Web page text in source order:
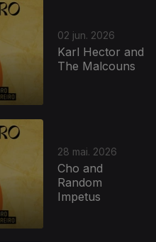
02 jun. 2026
Karl Hector and
The Malcouns
28 mai. 2026
Cho and
Random
Impetus